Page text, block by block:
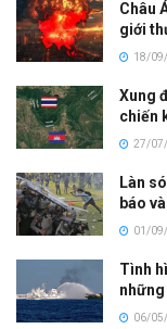
Châu
giới
18/
Xung
chiến
27/
Làn
báo
01/
Tình
06/